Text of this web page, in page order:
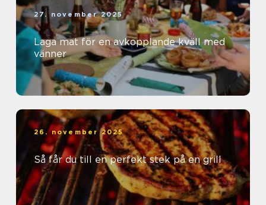
27. november 2025
Laga mat för en avkopplande kväll med
vänner
26. november 2025
Så får du till en perfekt stek på en grill